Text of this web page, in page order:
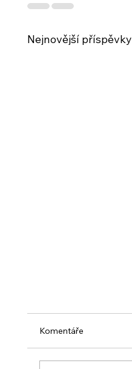
Nejnovější příspěvky
Komentáře